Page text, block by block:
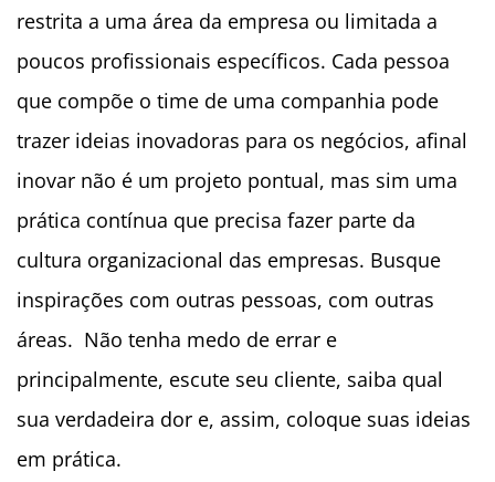
restrita a uma área da empresa ou limitada a
poucos profissionais específicos. Cada pessoa
que compõe o time de uma companhia pode
trazer ideias inovadoras para os negócios, afinal
inovar não é um projeto pontual, mas sim uma
prática contínua que precisa fazer parte da
cultura organizacional das empresas. Busque
inspirações com outras pessoas, com outras
áreas. Não tenha medo de errar e
principalmente, escute seu cliente, saiba qual
sua verdadeira dor e, assim, coloque suas ideias
em prática.